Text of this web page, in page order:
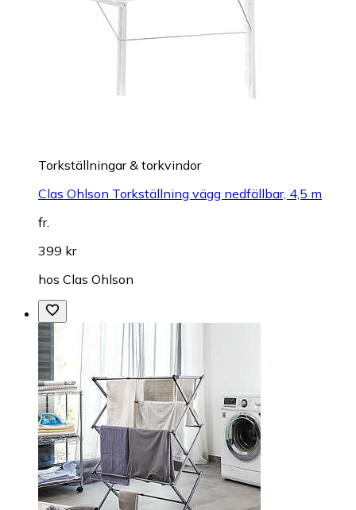
Torkställningar & torkvindor
Clas Ohlson Torkställning vägg nedfällbar, 4,5 m
fr.
399 kr
hos Clas Ohlson